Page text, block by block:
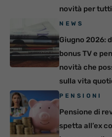
novità per tutti
NEWS
Giugno 2026:
bonus TV e
novità che
sulla vita
PENSIONI
Pensione di
spetta all’ex